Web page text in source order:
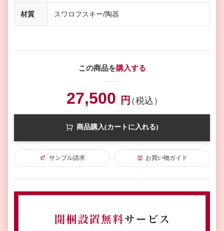
材質 スワロフスキー/陶器
この商品を購入する
27,500 円（税込）
商品購入(カートに入れる)
サンプル請求 お買い物ガイド